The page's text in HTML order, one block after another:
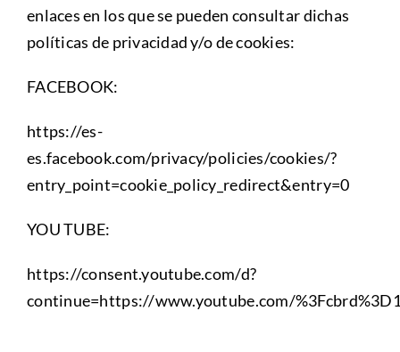
enlaces en los que se pueden consultar dichas
políticas de privacidad y/o de cookies:
FACEBOOK:
https://es-
es.facebook.com/privacy/policies/cookies/?
entry_point=cookie_policy_redirect&entry=0
YOU TUBE:
https://consent.youtube.com/d?
continue=https://www.youtube.com/